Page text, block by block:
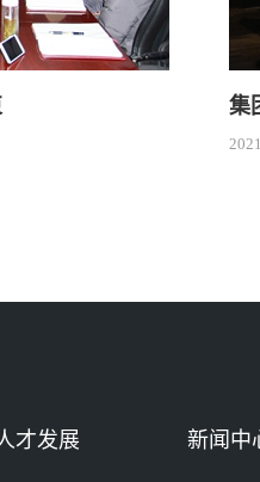
集
才发展 新闻中